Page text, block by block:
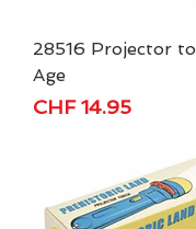
28516 Projector
Age
Price
CHF 14.95